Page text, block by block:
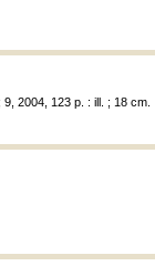
2004, 123 p. : ill. ; 18 cm.